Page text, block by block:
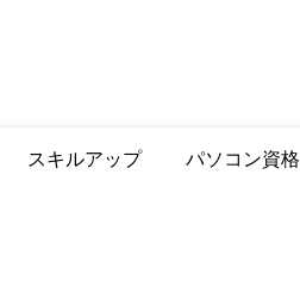
スキルアップ パソコン資格